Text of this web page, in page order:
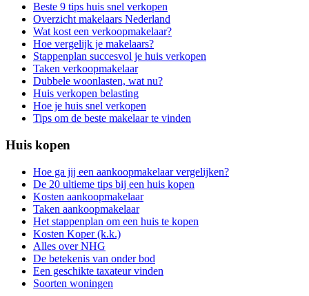
Beste 9 tips huis snel verkopen
Overzicht makelaars Nederland
Wat kost een verkoopmakelaar?
Hoe vergelijk je makelaars?
Stappenplan succesvol je huis verkopen
Taken verkoopmakelaar
Dubbele woonlasten, wat nu?
Huis verkopen belasting
Hoe je huis snel verkopen
Tips om de beste makelaar te vinden
Huis kopen
Hoe ga jij een aankoopmakelaar vergelijken?
De 20 ultieme tips bij een huis kopen
Kosten aankoopmakelaar
Taken aankoopmakelaar
Het stappenplan om een huis te kopen
Kosten Koper (k.k.)
Alles over NHG
De betekenis van onder bod
Een geschikte taxateur vinden
Soorten woningen